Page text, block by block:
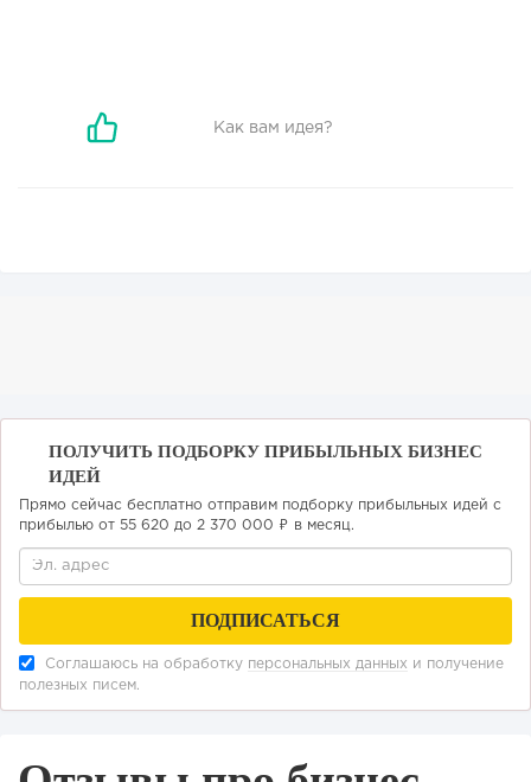
Франшиза кафе: рейтинг лучших франшиз общепита для
открытия заведения
Как вам идея?
ПОЛУЧИТЬ ПОДБОРКУ ПРИБЫЛЬНЫХ БИЗНЕС
ИДЕЙ
Прямо сейчас бесплатно отправим подборку прибыльных идей с
прибылью от 55 620 до 2 370 000 ₽ в месяц.
Соглашаюсь на обработку персональных данных и получение
полезных писем.